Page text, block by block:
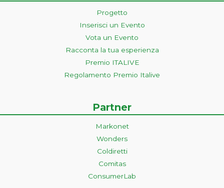
Progetto
Inserisci un Evento
Vota un Evento
Racconta la tua esperienza
Premio ITALIVE
Regolamento Premio Italive
Partner
Markonet
Wonders
Coldiretti
Comitas
ConsumerLab